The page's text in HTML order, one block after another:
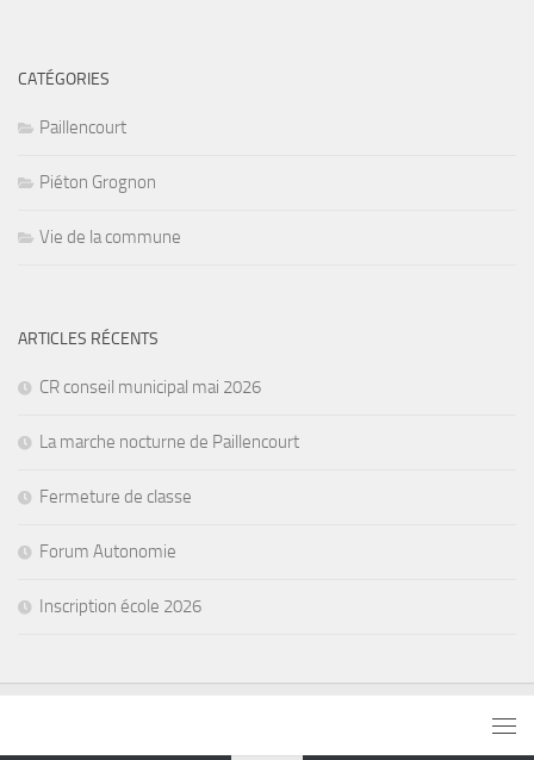
CATÉGORIES
Paillencourt
Piéton Grognon
Vie de la commune
ARTICLES RÉCENTS
CR conseil municipal mai 2026
La marche nocturne de Paillencourt
Fermeture de classe
Forum Autonomie
Inscription école 2026